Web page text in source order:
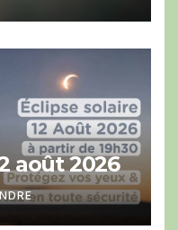
août 2026